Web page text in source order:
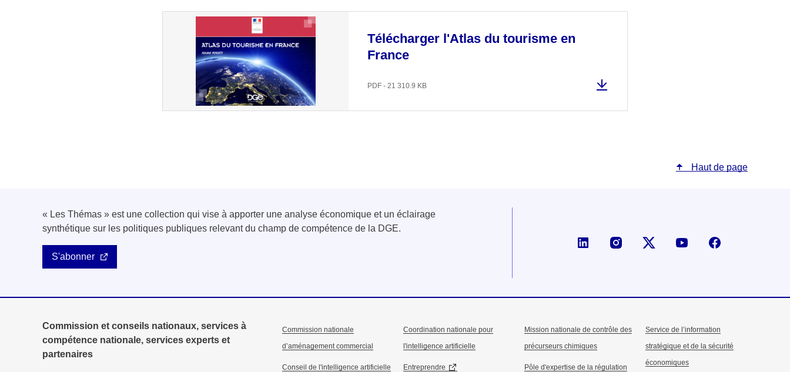
Télécharger l'Atlas du tourisme en
France
PDF - 21 310.9 KB
Haut de page
« Les Thémas » est une collection qui vise à apporter une analyse économique et un éclairage
synthétique sur les politiques publiques relevant du champ de compétence de la DGE.
S'abonner
Page LinkedIn de la DGECompte X (ex-Twitter) de la
Commission et conseils nationaux, services à
compétence nationale, services experts et
partenaires
Commission nationale
d’aménagement commercial
Conseil de l'intelligence artificielle
Coordination nationale pour
l'intelligence artificielle
Entreprendre
Mission nationale de contrôle des
précurseurs chimiques
Pôle d'expertise de la régulation
Service de l’information
stratégique et de la sécurité
économiques